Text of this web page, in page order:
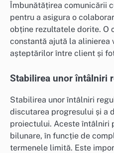
Îmbunătățirea comunicării
pentru a asigura o
obține rezultatele dorite. O
constantă ajută la alinierea
așteptărilor între client și
Stabilirea unor întâlniri
Stabilirea unor întâlniri
discutarea progresului și a
proiectului. Aceste întâlniri
bilunare, în funcție de
termenele limită. Este